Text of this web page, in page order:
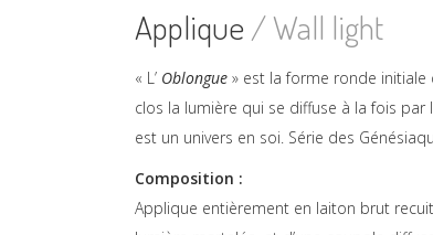
Applique / Wall light
« L’ Oblongue » est la forme ronde initiale
clos la lumière qui se diffuse à la fois par
est un univers en soi. Série des
Composition :
Applique entièrement en laiton brut